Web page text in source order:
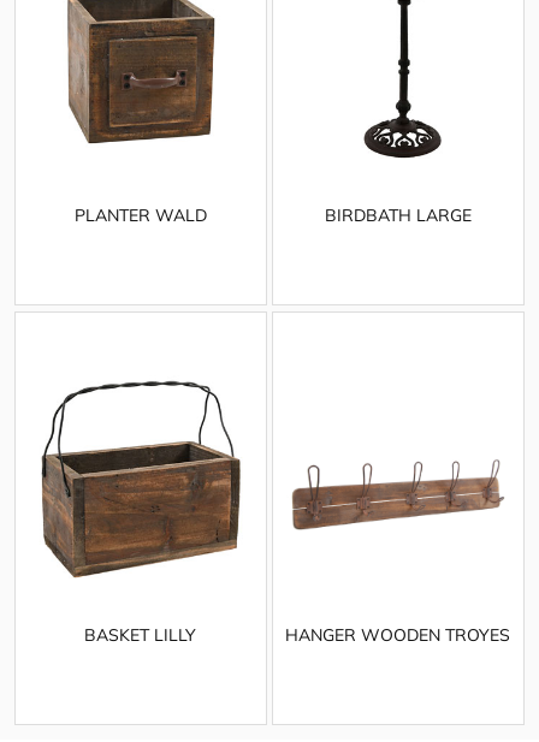
PLANTER WALD BIRDBATH LARGE
BASKET LILLY HANGER WOODEN TROYES